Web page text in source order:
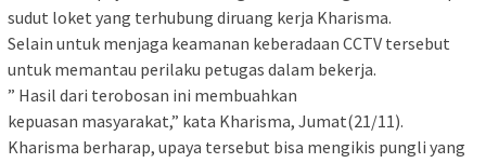
sudut loket yang terhubung diruang kerja Kharisma.
Selain untuk menjaga keamanan keberadaan CCTV tersebut
untuk memantau perilaku petugas dalam bekerja.
” Hasil dari terobosan ini membuahkan
kepuasan masyarakat,” kata Kharisma, Jumat(21/11).
Kharisma berharap, upaya tersebut bisa mengikis pungli yang